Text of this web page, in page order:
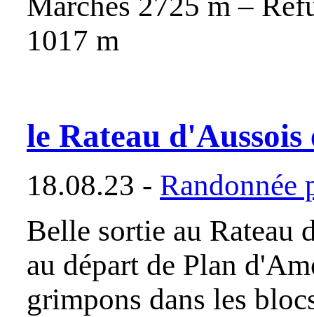
le Rateau
18.08.23 - Randonnée
Belle sortie au Rateau
au départ de Plan
grimpons dans les